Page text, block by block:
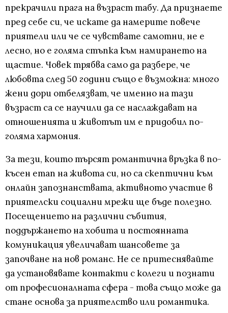
прекрачили прага на възраст табу. Да признаете
пред себе си, че искате да намерите повече
приятели или че се чувствате самотни, не е
лесно, но е голяма стъпка към намирането на
щастие. Човек трябва само да разбере, че
любовта след 50 години също е възможна: много
жени дори отбелязват, че именно на тази
възраст са се научили да се наслаждават на
отношенията и животът им е придобил по-
голяма хармония.
За тези, които търсят романтична връзка в по-
късен етап на живота си, но са скептични към
онлайн запознанствата, активното участие в
приятелски социални мрежи ще бъде полезно.
Посещението на различни събития,
поддържането на хобита и постоянната
комуникация увеличават шансовете за
започване на нов романс. Не се притеснявайте
да установявате контакти с колеги и познати
от професионалната сфера - това също може да
стане основа за приятелство или романтика.